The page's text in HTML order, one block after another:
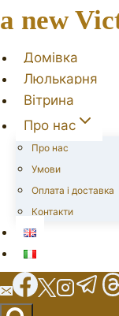
a new
Домівка
Люлькарня
Вітрина
Про нас
Про нас
Умови
Оплата і доставка
Контакти